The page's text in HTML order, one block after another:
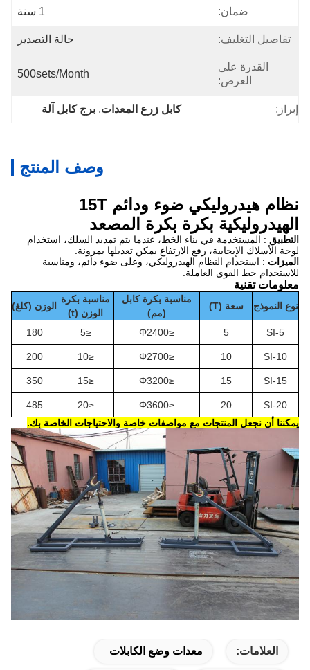
ضمان: 1 سنة
تفاصيل التغليف: حالة التصدير
القدرة على
العرض:
500sets/Month
إبراز: كابل زرع المعدات, برج كابل آلة
وصف المنتج
نظام هيدروليكي ضوء ودائم 15T
الهيدروليكية بكرة بكرة المصعد
التطبيق: المستخدمة في بناء الخط، عندما يتم تمديد السلك، استخدام
لوحة الأسلاك الإيجابية، رفع الارتفاع يمكن تعديلها بمرونة.
الميزات: استخدام النظام الهيدروليكي، وعلى ضوء دائم، ومناسبة
للاستخدام خط القوى العاملة.
معلومات تقنية
نوع النموذج سعة (T)
مناسبة بكرة كابل
(مم)
مناسبة بكرة
الوزن (t)
الوزن (كلغ)
SI-5
5
≤Φ2400
≤5
180
SI-10
10
≤Φ2700
≤10
200
SI-15
15
≤Φ3200
≤15
350
SI-20
20
≤Φ3600
≤20
485
يمكننا أن نجعل المنتجات مع مواصفات خاصة والاحتياجات الخاصة بك.
العلامات: معدات وضع الكابلات